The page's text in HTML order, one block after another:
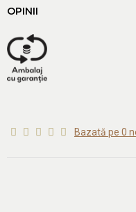
Gust:complex si echilibrat,
OPINII
Bazată pe 0